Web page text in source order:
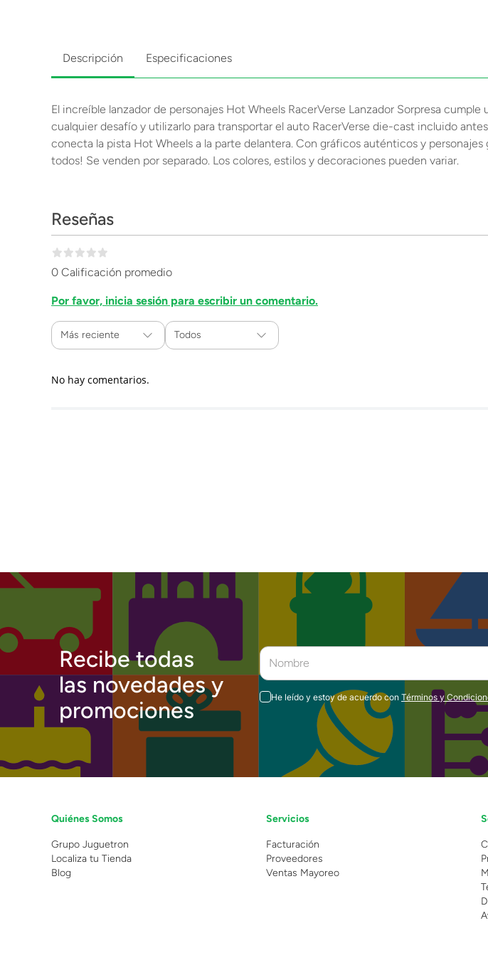
Descripción Especificaciones
El increíble lanzador de personajes Hot Wheels RacerVerse Lanzador Sorpresa
cualquier desafío y utilizarlo para transportar el auto RacerVerse die-cast incluido
conecta la pista Hot Wheels a la parte delantera. Con gráficos auténticos y
todos! Se venden por separado. Los colores, estilos y decoraciones pueden variar.
Reseñas
0 Calificación promedio
Por favor, inicia sesión para escribir un comentario.
Más reciente Todos
No hay comentarios.
Recibe todas
las novedades y
promociones
He leído y estoy de acuerdo con Términos y
Quiénes Somos
Grupo Juguetron
Localiza tu Tienda
Blog
Servicios
Facturación
Proveedores
Ventas Mayoreo